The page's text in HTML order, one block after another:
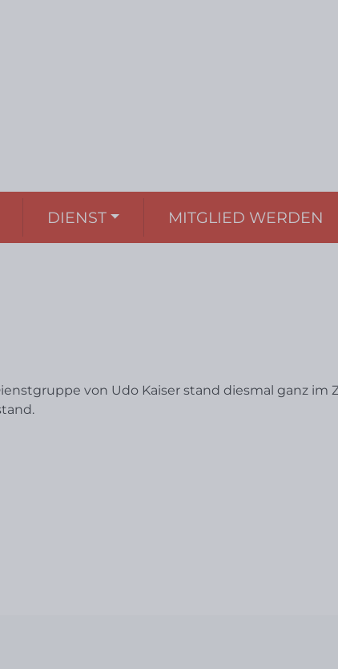
DIENST MITGLIED WERDEN
von Udo Kaiser stand diesmal ganz im